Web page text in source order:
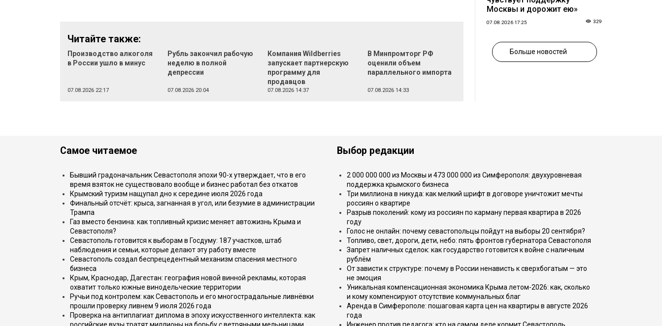
Читайте также:
Производство алкоголя
в России ушло в минус
07.08.2026 22:17
Рубль закончил рабочую
неделю в полной
депрессии
07.08.2026 20:04
Компания Wildberries
запускает партнерскую
программу для
продавцов
07.08.2026 14:37
В Минпромторг РФ
оценили объем
параллельного импорта
07.08.2026 14:33
Москвы и дорожит ею»
07.08.2026 17:25 329
Больше новостей
Самое читаемое
Бывший градоначальник Севастополя эпохи 90-х утверждает, что в его
время взяток не существовало вообще и бизнес работал без откатов
Крымский туризм нащупал дно к середине июля 2026 года
Финальный отсчёт: крыса, загнанная в угол, или безумие в администрации
Трампа
Газ вместо бензина: как топливный кризис меняет автожизнь Крыма и
Севастополя?
Севастополь готовится к выборам в Госдуму: 187 участков, штаб
наблюдения и семьи, которые делают эту работу вместе
Севастополь создал беспрецедентный механизм спасения местного
бизнеса
Крым, Краснодар, Дагестан: география новой винной рекламы, которая
охватит только южные винодельческие территории
Ручьи под контролем: как Севастополь и его многострадальные ливнёвки
прошли проверку ливнем 9 июля 2026 года
Проверка на антиплагиат диплома в эпоху искусственного интеллекта: как
Выбор редакции
2 000 000 000 из Москвы и 473 000 000 из Симферополя: двухуровневая
поддержка крымского бизнеса
Три миллиона в никуда: как мелкий шрифт в договоре уничтожит мечты
россиян о квартире
Разрыв поколений: кому из россиян по карману первая квартира в 2026
году
Голос не онлайн: почему севастопольцы пойдут на выборы 20 сентября?
Топливо, свет, дороги, дети, небо: пять фронтов губернатора Севастополя
Запрет наличных сделок: как государство готовится к войне с наличным
рублём
От зависти к структуре: почему в России ненависть к сверхбогатым — это
не эмоция
Уникальная компенсационная экономика Крыма летом-2026: как, сколько
и кому компенсируют отсутствие коммунальных благ
Аренда в Симферополе: пошаговая карта цен на квартиры в августе 2026
года